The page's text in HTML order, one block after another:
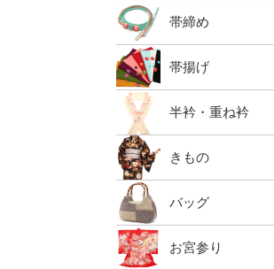
帯締め
帯揚げ
半衿・重ね衿
きもの
バッグ
お宮参り